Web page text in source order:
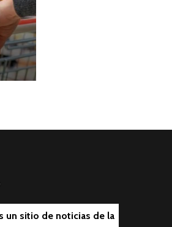
un sitio de noticias de la